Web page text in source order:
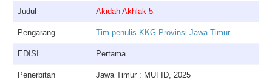
Judul
Akidah Akhlak 5
Pengarang Tim penulis KKG Provinsi Jawa Timur
EDISI Pertama
Penerbitan Jawa Timur : MUFID, 2025